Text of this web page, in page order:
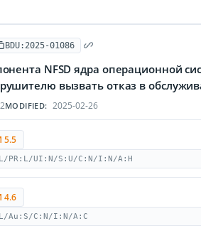
BDU:2025-01086
NFSD ядра операционной
вызвать отказ в
MODIFIED: 2025-02-26
5.5
PR:L/UI:N/S:U/C:N/I:N/A:H
4.6
Au:S/C:N/I:N/A:C